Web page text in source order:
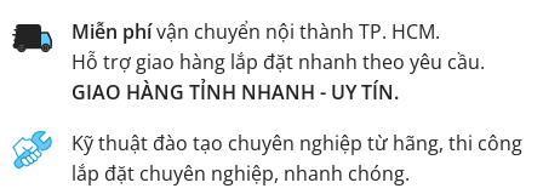
Miễn phívận chuyển nội thành TP. HCM.
Hỗ trợ giao hàng lắp đặt nhanh theo yêu cầu.
GIAO HÀNG TỈNH NHANH - UY TÍN.
Kỹ thuật đào tạo chuyên nghiệp từ hãng, thi công
lắp đặt chuyên nghiệp, nhanh chóng.